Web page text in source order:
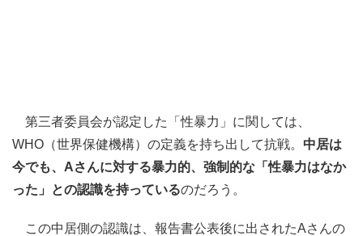
第三者委員会が認定した「性暴力」に関しては、
WHO（世界保健機構）の定義を持ち出して抗戦。 中居は
今でも、Aさんに対する暴力的、強制的な「性暴力はなか
った」との認識を持っているのだろう。
この中居側の認識は、報告書公表後に出されたAさんの